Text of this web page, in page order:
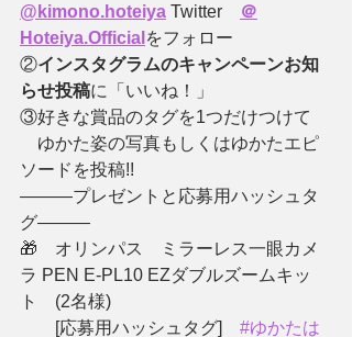
@kimono.hoteiya Twitter
＠
Hoteiya.Official をフォロー
②インスタグラムのキャンペーンお知
らせ投稿に「いいね！」
③好きな賞品のタグを1つだけつけて
ゆかた姿の写真もしくはゆかたエピ
ソードを投稿!!
―――プレゼントと応募用ハッシュタ
グ―――
🎁　オリンパス　ミラーレス一眼カメ
ラ PEN E-PL10 EZダブルズームキッ
ト　(2名様)
[応募用ハッシュタグ] #ゆかたは